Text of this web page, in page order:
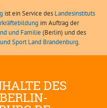
ist ein Service des Landesinstituts
im Auftrag der
und Familie (Berlin) und des
Sport Land Brandenburg.
DES